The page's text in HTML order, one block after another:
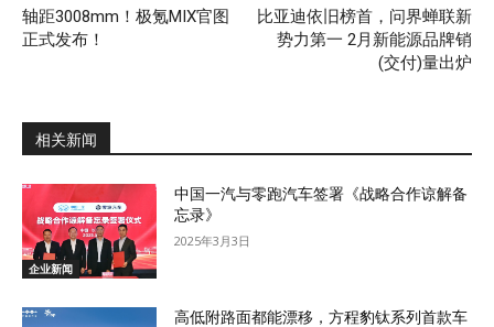
轴距3008mm！极氪MIX官图
正式发布！
比亚迪依旧榜首，问界蝉联新
势力第一 2月新能源品牌销
(交付)量出炉
相关新闻
企业新闻
中国一汽与零跑汽车签署《战略合作谅解备
忘录》
2025年3月3日
高低附路面都能漂移，方程豹钛系列首款车